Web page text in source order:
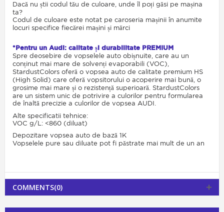
Dacă nu știi codul tău de culoare, unde îl poți găsi pe mașina
ta?
Codul de culoare este notat pe caroseria mașinii în anumite
locuri specifice fiecărei mașini și mărci
*Pentru un Audi: calitate și durabilitate PREMIUM
Spre deosebire de vopselele auto obișnuite, care au un
conținut mai mare de solvenți evaporabili (VOC),
StardustColors oferă o vopsea auto de calitate premium HS
(High Solid) care oferă vopsitorului o acoperire mai bună, o
grosime mai mare și o rezistență superioară. StardustColors
are un sistem unic de potrivire a culorilor pentru formularea
de înaltă precizie a culorilor de vopsea AUDI.
Alte specificatii tehnice:
VOC g/L: <860 (diluat)
Depozitare vopsea auto de bază 1K
Vopselele pure sau diluate pot fi păstrate mai mult de un an
COMMENTS(0)